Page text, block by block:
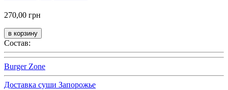
270,00 грн
Состав:
Burger Zone
Доставка суши Запорожье